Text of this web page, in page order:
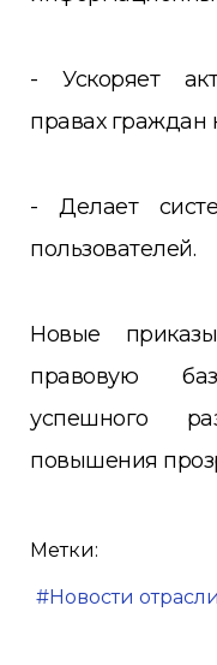
- Ускоряет
правах граждан
- Делает
пользователей.
Новые
правовую
успешного
повышения
Метки:
Новости отрасли